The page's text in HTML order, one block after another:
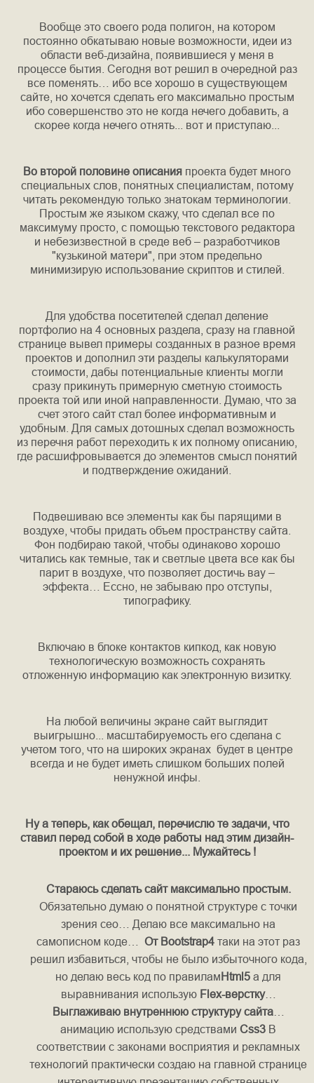
Вообще это своего рода полигон, на котором
постоянно обкатываю новые возможности, идеи из
области веб-дизайна, появившиеся у меня в
процессе бытия. Сегодня вот решил в очередной раз
все поменять… ибо все хорошо в существующем
сайте, но хочется сделать его максимально простым
ибо совершенство это не когда нечего добавить, а
скорее когда нечего отнять... вот и приступаю...
Во второй половине описания проекта будет много
специальных слов, понятных специалистам, потому
читать рекомендую только знатокам терминологии.
Простым же языком скажу, что сделал все по
максимуму просто, с помощью текстового редактора
и небезизвестной в среде веб – разработчиков
"кузькиной матери", при этом предельно
минимизирую использование скриптов и стилей.
Для удобства посетителей сделал деление
портфолио на 4 основных раздела, сразу на главной
странице вывел примеры созданных в разное время
проектов и дополнил эти разделы калькуляторами
стоимости, дабы потенциальные клиенты могли
сразу прикинуть примерную сметную стоимость
проекта той или иной направленности. Думаю, что за
счет этого сайт стал более информативным и
удобным. Для самых дотошных сделал возможность
из перечня работ переходить к их полному описанию,
где расшифровывается до элементов смысл понятий
и подтверждение ожиданий.
Подвешиваю все элементы как бы парящими в
воздухе, чтобы придать объем пространству сайта.
Фон подбираю такой, чтобы одинаково хорошо
читались как темные, так и светлые цвета все как бы
парит в воздухе, что позволяет достичь вау –
эффекта… Ессно, не забываю про отступы,
типографику.
Включаю в блоке контактов кипкод, как новую
технологическую возможность сохранять
отложенную информацию как электронную визитку.
На любой величины экране сайт выглядит
выигрышно... масштабируемость его сделана с
учетом того, что на широких экранах будет в центре
всегда и не будет иметь слишком больших полей
ненужной инфы.
Ну а теперь, как обещал, перечислю те задачи, что
ставил перед собой в ходе работы над этим дизайн-
проектом и их решение... Мужайтесь !
Стараюсь сделать сайт максимально простым.
Обязательно думаю о понятной структуре с точки
зрения сео… Делаю все максимально на
самописном коде… От Bootstrap4 таки на этот раз
решил избавиться, чтобы не было избыточного кода,
но делаю весь код по правиламHtml5 а для
выравнивания использую Flex-верстку…
Выглаживаю внутреннюю структуру сайта…
анимацию использую средствами Css3 В
соответствии с законами восприятия и рекламных
технологий практически создаю на главной странице